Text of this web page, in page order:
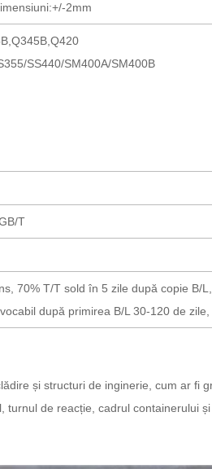
2mm
SS440/SM400A/SM400B
T
70% T/T sold în 5 zile după copie B/
după primirea B/L 30-120 de zile,
și structuri de inginerie, cum ar fi
de reacție, cadrul containerului și